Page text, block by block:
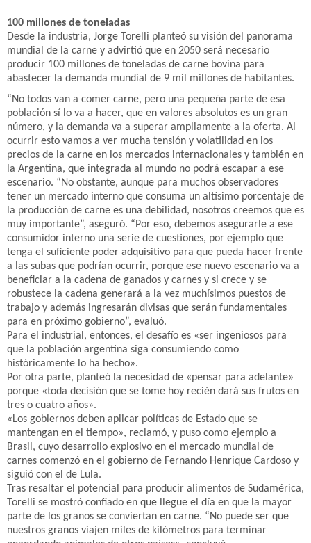
100 millones de toneladas
Desde la industria, Jorge Torelli planteó su visión del panorama
mundial de la carne y advirtió que en 2050 será necesario
producir 100 millones de toneladas de carne bovina para
abastecer la demanda mundial de 9 mil millones de habitantes.
“No todos van a comer carne, pero una pequeña parte de esa
población sí lo va a hacer, que en valores absolutos es un gran
número, y la demanda va a superar ampliamente a la oferta. Al
ocurrir esto vamos a ver mucha tensión y volatilidad en los
precios de la carne en los mercados internacionales y también en
la Argentina, que integrada al mundo no podrá escapar a ese
escenario. “No obstante, aunque para muchos observadores
tener un mercado interno que consuma un altísimo porcentaje de
la producción de carne es una debilidad, nosotros creemos que es
muy importante”, aseguró. “Por eso, debemos asegurarle a ese
consumidor interno una serie de cuestiones, por ejemplo que
tenga el suficiente poder adquisitivo para que pueda hacer frente
a las subas que podrían ocurrir, porque ese nuevo escenario va a
beneficiar a la cadena de ganados y carnes y si crece y se
robustece la cadena generará a la vez muchísimos puestos de
trabajo y además ingresarán divisas que serán fundamentales
para en próximo gobierno”, evaluó.
Para el industrial, entonces, el desafío es «ser ingeniosos para
que la población argentina siga consumiendo como
históricamente lo ha hecho».
Por otra parte, planteó la necesidad de «pensar para adelante»
porque «toda decisión que se tome hoy recién dará sus frutos en
tres o cuatro años».
«Los gobiernos deben aplicar políticas de Estado que se
mantengan en el tiempo», reclamó, y puso como ejemplo a
Brasil, cuyo desarrollo explosivo en el mercado mundial de
carnes comenzó en el gobierno de Fernando Henrique Cardoso y
siguió con el de Lula.
Tras resaltar el potencial para producir alimentos de Sudamérica,
Torelli se mostró confiado en que llegue el día en que la mayor
parte de los granos se conviertan en carne. “No puede ser que
nuestros granos viajen miles de kilómetros para terminar